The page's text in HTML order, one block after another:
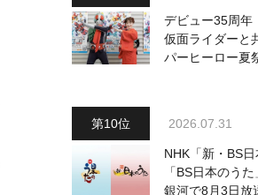
デビュー35周年
仮面ライダー
パーヒーロー夏
2026.07.31
NHK「新・BS日
「BS日本のう
銀河で8月3日放